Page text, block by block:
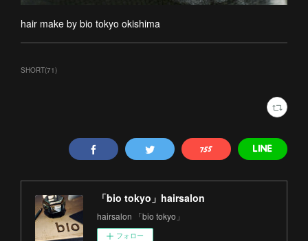
hair make by bio tokyo okishima
SHORT(71)
「bio tokyo」hairsalon
hairsalon 「bio tokyo」
フォロー